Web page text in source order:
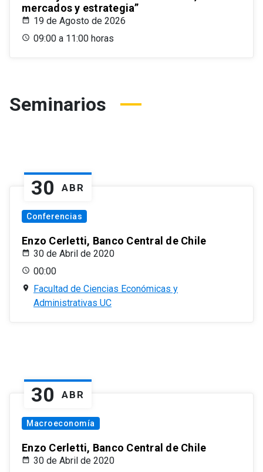
mercados y estrategia”
19 de Agosto de 2026
09:00 a 11:00 horas
Seminarios
30 ABR
Conferencias
Enzo Cerletti, Banco Central de Chile
30 de Abril de 2020
00:00
Facultad de Ciencias Económicas y
Administrativas UC
30 ABR
Macroeconomía
Enzo Cerletti, Banco Central de Chile
30 de Abril de 2020